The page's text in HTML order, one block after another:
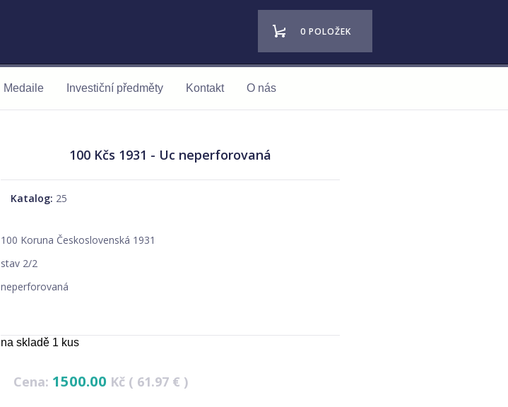
0 POLOŽEK
Medaile Investiční předměty Kontakt O nás
100 Kčs 1931 - Uc neperforovaná
Katalog: 25
100 Koruna Československá 1931
stav 2/2
neperforovaná
na skladě 1 kus
Cena: 1500.00 Kč ( 61.97 € )